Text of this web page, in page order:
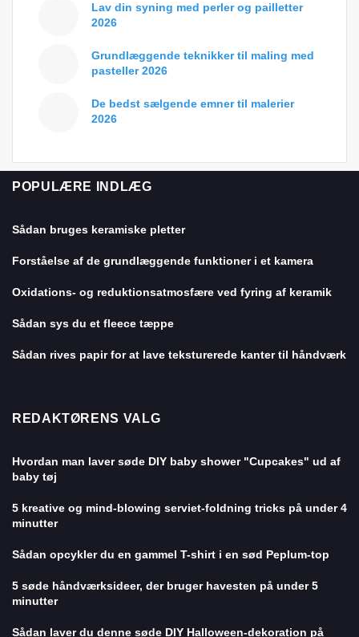
Lav din syning med perler og pailletter
2026
Grundlæggende teknikker til maling med
pasteller 2026
De bedst sælgende emner til malerier
2026
POPULÆRE INDLÆG
Sådan bruges keramiske pletter
Forståelse af de grundlæggende funktioner i et kamera
Oxidations- og reduktionsatmosfære ved fyring af keramik
Sådan sys du et fleece tæppe
Sådan rives papir for at lave teksturerede kanter til håndværk
REDAKTØRENS VALG
Hvordan man laver søde DIY baby shower "Cupcakes" ud af
baby tøj
5 kreative og mind-blowing serviet-foldning tricks på under 4
minutter
Sådan opcykler du en gammel T-shirt i en sød Peplum-top
5 søde håndværksideer, der bruger havesten på under 5
minutter
Sådan laver du denne søde DIY Halloween-dekoration på